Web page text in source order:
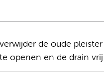
verwijder de oude
te openen en de drain